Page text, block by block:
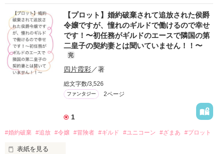
果てしなく広がる冒険の舞台
武術家の女ジルと 魔法剣士の男ローグ
二人の暮らすとある村に 突然やってきた王女様ご一行
【プロット】婚約破棄されて追放された侯爵
令嬢ですが、憧れのギルドで働けるので幸せ
です！〜初任務がギルドのエースで隣国の第
二皇子の契約妻とは聞いていません！！〜
完
四片霞彩／著
総文字数/3,526
ファンタジー 2ページ
1
#婚約破棄 #追放 #令嬢 #冒険者 #ギルド #ユニコーン #ざまあ #プロット
表紙を見る